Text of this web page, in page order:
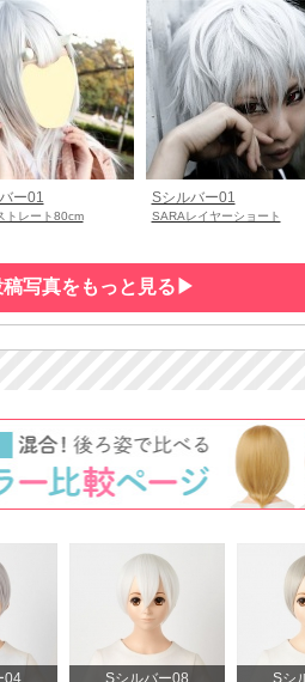
ー01
トレート80cm
Sシルバー01
SARAレイヤーショート
04 Sシルバー08 Sシ